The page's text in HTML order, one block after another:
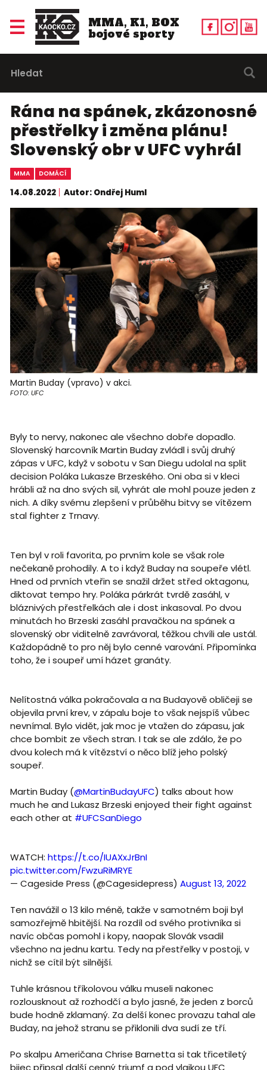
MMA, K1, BOX
bojové sporty
Rána na spánek, zkázonosné
přestřelky i změna plánu!
Slovenský obr v UFC vyhrál
MMA DOMÁCÍ
14.08.2022 Autor: Ondřej Huml
Martin Buday (vpravo) v akci.
FOTO: UFC
Byly to nervy, nakonec ale všechno dobře dopadlo.
Slovenský harcovník Martin Buday zvládl i svůj druhý
zápas v UFC, když v sobotu v San Diegu udolal na split
decision Poláka Lukasze Brzeského. Oni oba si v kleci
hrábli až na dno svých sil, vyhrát ale mohl pouze jeden z
nich. A díky svému zlepšení v průběhu bitvy se vítězem
stal fighter z Trnavy.
Ten byl v roli favorita, po prvním kole se však role
nečekaně prohodily. A to i když Buday na soupeře vlétl.
Hned od prvních vteřin se snažil držet střed oktagonu,
diktovat tempo hry. Poláka párkrát tvrdě zasáhl, v
bláznivých přestřelkách ale i dost inkasoval. Po dvou
minutách ho Brzeski zasáhl pravačkou na spánek a
slovenský obr viditelně zavrávoral, těžkou chvíli ale ustál.
Každopádně to pro něj bylo cenné varování. Připomínka
toho, že i soupeř umí házet granáty.
Nelítostná válka pokračovala a na Budayově obličeji se
objevila první krev, v zápalu boje to však nejspíš vůbec
nevnímal. Bylo vidět, jak moc je vtažen do zápasu, jak
chce bombit ze všech stran. I tak se ale zdálo, že po
dvou kolech má k vítězství o něco blíž jeho polský
soupeř.
Martin Buday (@MartinBudayUFC) talks about how
much he and Lukasz Brzeski enjoyed their fight against
each other at #UFCSanDiego
WATCH: https://t.co/IUAXxJrBnI
pic.twitter.com/FwzuRiMRYE
— Cageside Press (@Cagesidepress) August 13, 2022
Ten navážil o 13 kilo méně, takže v samotném boji byl
samozřejmě hbitější. Na rozdíl od svého protivníka si
navíc občas pomohl i kopy, naopak Slovák vsadil
všechno na jednu kartu. Tedy na přestřelky v postoji, v
nichž se cítil být silnější.
Tuhle krásnou tříkolovou válku museli nakonec
rozlousknout až rozhodčí a bylo jasné, že jeden z borců
bude hodně zklamaný. Za delší konec provazu tahal ale
Buday, na jehož stranu se přiklonili dva sudí ze tří.
Po skalpu Američana Chrise Barnetta si tak třicetiletý
bijec připsal další cenný triumf a pod vlajkou UFC